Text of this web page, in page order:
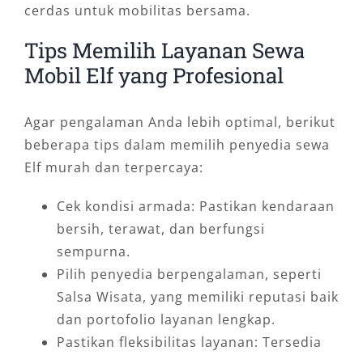
cerdas untuk mobilitas bersama.
Tips Memilih Layanan Sewa
Mobil Elf yang Profesional
Agar pengalaman Anda lebih optimal, berikut
beberapa tips dalam memilih penyedia sewa
Elf murah dan terpercaya:
Cek kondisi armada: Pastikan kendaraan
bersih, terawat, dan berfungsi
sempurna.
Pilih penyedia berpengalaman, seperti
Salsa Wisata, yang memiliki reputasi baik
dan portofolio layanan lengkap.
Pastikan fleksibilitas layanan: Tersedia